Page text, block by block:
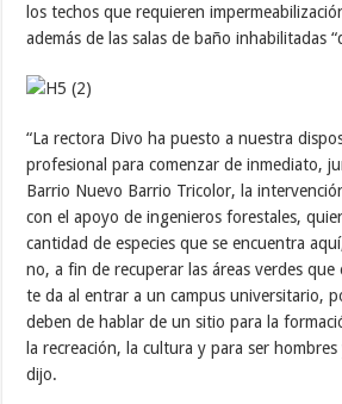
los techos que requieren
además de las salas de baño inhabilitadas
“La rectora Divo ha puesto a nuestra
profesional para comenzar de inmediato,
Barrio Nuevo Barrio Tricolor, la
con el apoyo de ingenieros forestales,
cantidad de especies que se encuentra
no, a fin de recuperar las áreas verdes que
te da al entrar a un campus universitario,
deben de hablar de un sitio para la
la recreación, la cultura y para ser hombres
dijo.